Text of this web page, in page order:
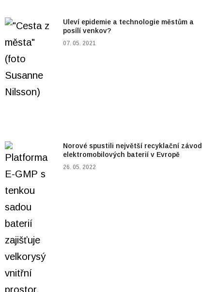
Uleví epidemie a technologie městům a
posílí venkov?
07. 05. 2021
Norové spustili největší recyklační závod
elektromobilových baterií v Evropě
26. 05. 2022